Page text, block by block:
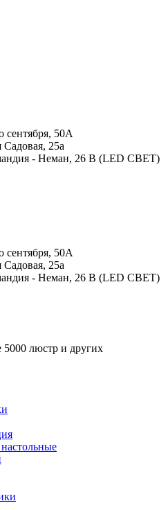
сентября, 50А
25а
- Неман, 26 В (LED СВЕТ)
сентября, 50А
25а
- Неман, 26 В (LED СВЕТ)
5000 люстр и других